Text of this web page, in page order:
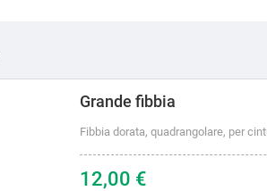
Grande fibbia
Fibbia dorata, quadrangolare, per
12,00 €